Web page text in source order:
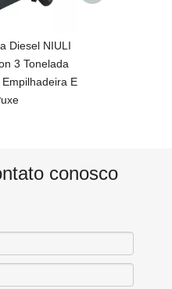
Diesel NIULI
3 Tonelada
E
conosco